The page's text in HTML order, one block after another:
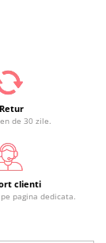
Retur
de 30 zile.
clienti
pagina dedicata.